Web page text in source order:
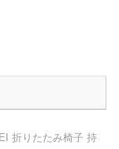
折りたたみ椅子 持